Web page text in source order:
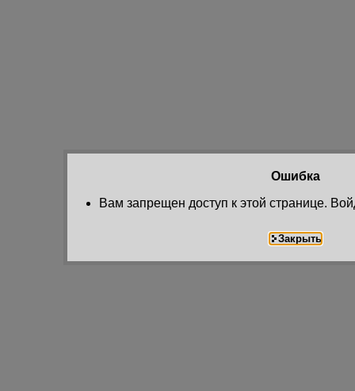
Ошибка
Вам запрещен доступ к этой странице.